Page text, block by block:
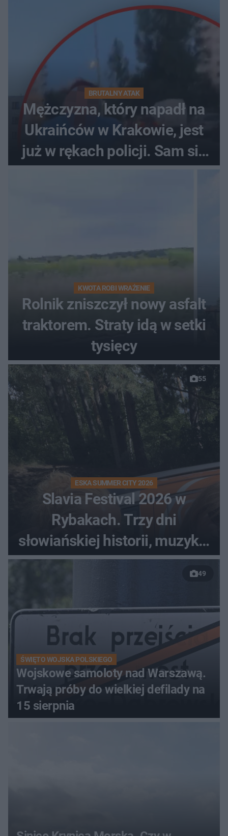
BRUTALNY ATAK
Mężczyzna, który napadł na
Ukraińców w Krakowie, jest
już w rękach policji. Sam się
zgłosił
KWOTA ROBI WRAŻENIE
Rolnik zniszczył nowy asfalt
traktorem. Straty idą w setki
tysięcy
55
ESKA SUMMER CITY 2026
Slavia Festival 2026 w
Rybakach. Trzy dni
słowiańskiej historii, muzyki i
relaksu nad Jeziorem
49
ŚWIĘTO WOJSKA POLSKIEGO
Wojskowe samoloty nad Warszawą.
Trwają próby do wielkiej defilady na
15 sierpnia